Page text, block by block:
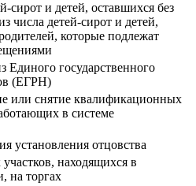
сирот и детей, оставшихся без
числа детей-сирот и детей,
которые подлежат
Единого государственного
(ЕГРН)
или снятие квалификационных
в системе
установления отцовства
находящихся в
на торгах